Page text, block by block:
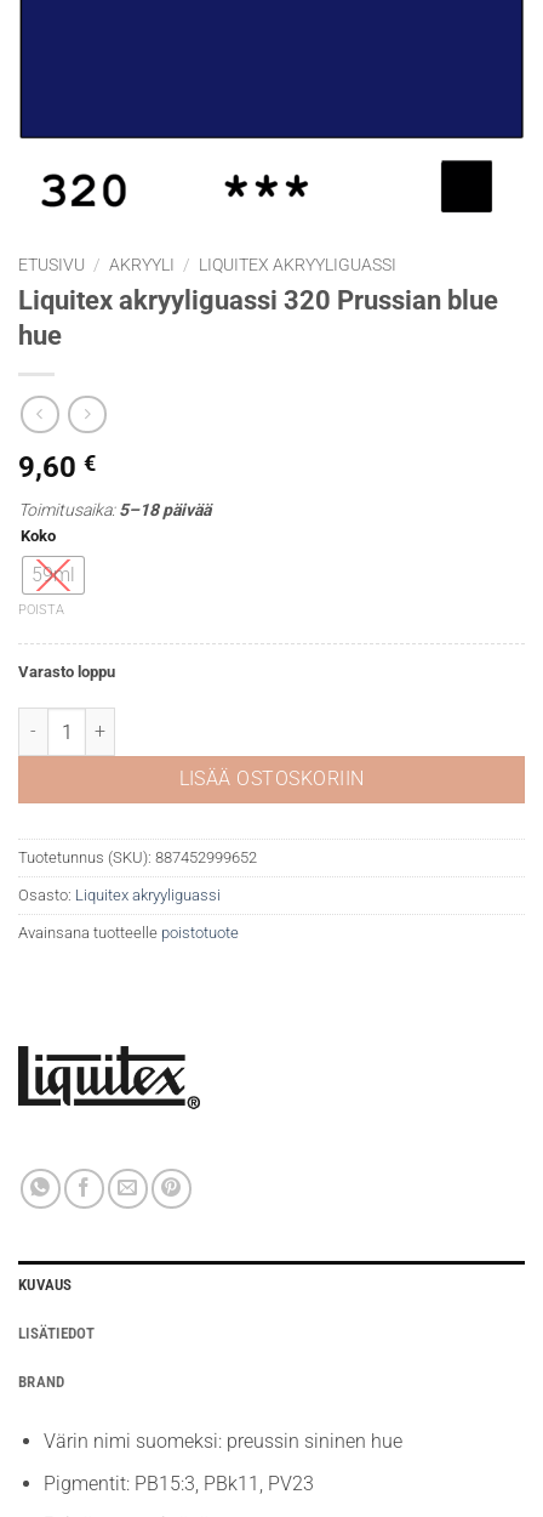
ETUSIVU / AKRYYLI / LIQUITEX AKRYYLIGUASSI
Liquitex akryyliguassi 320 Prussian blue
hue
9,60 €
Toimitusaika:5–18 päivää
Koko
59ml
POISTA
Varasto loppu
Liquitex akryyliguassi 320 Prussian blue hue määrä
LISÄÄ OSTOSKORIIN
Tuotetunnus (SKU): 887452999652
Osasto: Liquitex akryyliguassi
Avainsana tuotteelle poistotuote
KUVAUS
LISÄTIEDOT
BRAND
Värin nimi suomeksi: preussin sininen hue
Pigmentit: PB15:3, PBk11, PV23